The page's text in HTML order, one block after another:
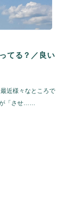
てる？／良い
近様々なところで
が「させ……